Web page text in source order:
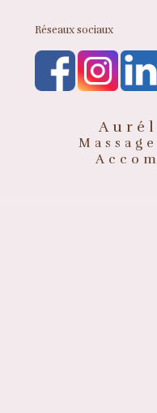
Réseaux sociaux